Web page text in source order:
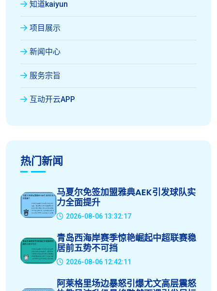
知道kaiyun
项目展示
新闻中心
服务宗旨
互动开云APP
热门新闻
马夏尔免签加盟雅典AEK引发球队实
力全面提升
2026-08-06 13:32:17
青岛西海岸赛季惊艳崛起中超联赛稳
居前五势不可挡
2026-08-06 12:42:11
阿莱格里场边暴怒引爆尤文高层震怒